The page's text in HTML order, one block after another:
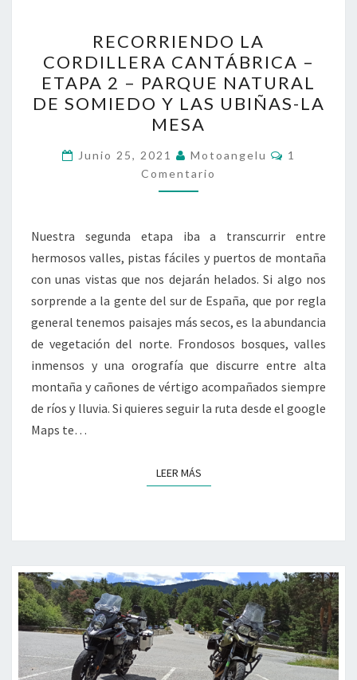
LA
CORDILLERA
CANTÁBRICA
–
ETAPA
2
–
PARQUE
DE
SOMIEDO
Y
LAS
UBIÑAS-
LA
MESA
RECORRIENDO LA
CORDILLERA CANTÁBRICA –
ETAPA 2 – PARQUE NATURAL
DE SOMIEDO Y LAS UBIÑAS-LA
MESA
Junio 25, 2021 Motoangelu
1
Comentario
Nuestra segunda etapa iba a transcurrir entre
hermosos valles, pistas fáciles y puertos de montaña
con unas vistas que nos dejarán helados. Si algo nos
sorprende a la gente del sur de España, que por regla
general tenemos paisajes más secos, es la abundancia
de vegetación del norte. Frondosos bosques, valles
inmensos y una orografía que discurre entre alta
montaña y cañones de vértigo acompañados siempre
de ríos y lluvia. Si quieres seguir la ruta desde el google
Maps te…
LEER MÁSLEER MÁS